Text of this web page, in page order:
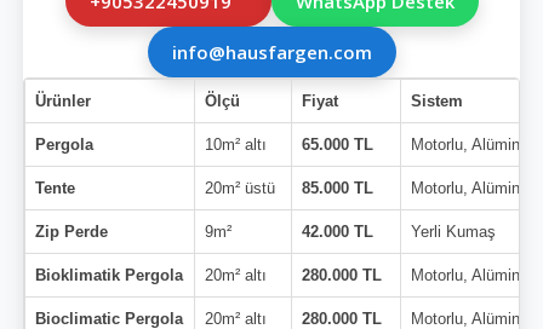
info@hausfargen.com
Ürünler Ölçü Fiyat Sistem
Pergola 10m² altı 65.000 TL Motorlu,
Tente 20m² üstü 85.000 TL Motorlu,
Zip Perde 9m² 42.000 TL Yerli Kumaş
Bioklimatik Pergola 20m² altı 280.000 TL Motorlu,
Bioclimatic Pergola 20m² altı 280.000 TL Motorlu,